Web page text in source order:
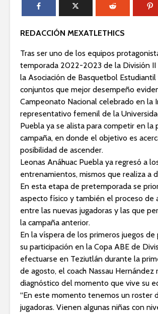
REDACCIÓN MEXATLETHICS
Tras ser uno de los equipos
temporada 2022-2023 de la División II
la Asociación de Basquetbol
conjuntos que mejor desempeño
Campeonato Nacional celebrado en la
representativo femenil de la
Puebla ya se alista para competir en la
campaña, en donde el objetivo es
posibilidad de ascender.
Leonas Anáhuac Puebla ya regresó a
entrenamientos, mismos que realiza a
En esta etapa de pretemporada se
aspecto físico y también el proceso de
entre las nuevas jugadoras y las que
la campaña anterior.
En la víspera de los primeros juegos de
su participación en la Copa ABE de
efectuarse en Teziutlán durante la
de agosto, el coach Nassau Hernández
diagnóstico del momento que vive su
“En este momento tenemos un roster
jugadoras. Vienen algunas niñas con